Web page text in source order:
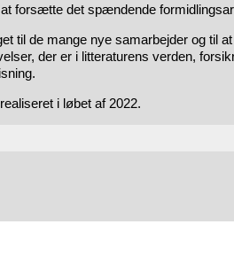
forsætte det spændende
til de mange nye samarbejder og til
der er i litteraturens verden,
i løbet af 2022.